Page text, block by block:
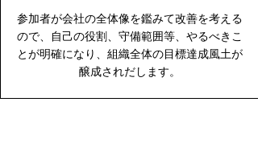
参加者が会社の全体像を鑑みて改善を考える
ので、自己の役割、守備範囲等、やるべきこ
とが明確になり、組織全体の目標達成風土が
醸成されだします。